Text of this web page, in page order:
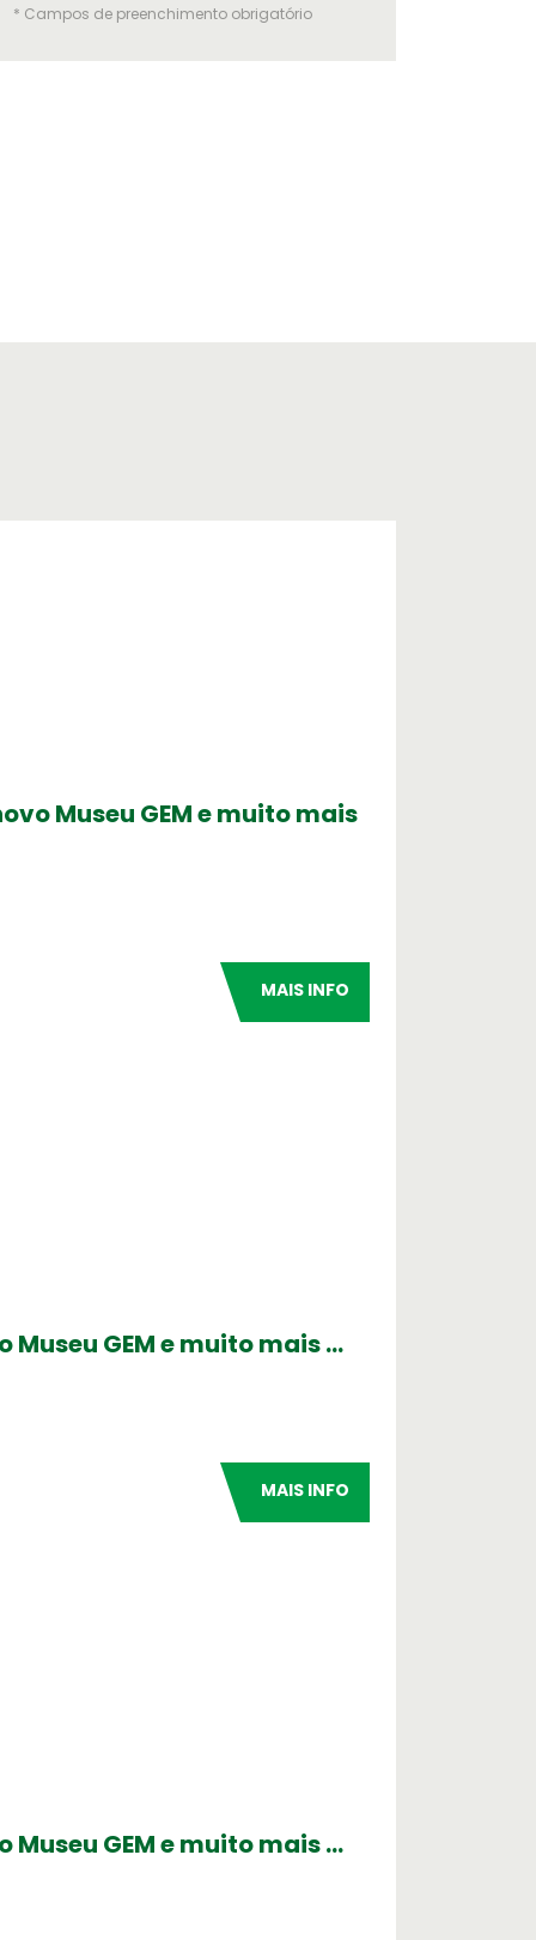
* Campos de preenchimento obrigatório
Museu GEM e muito mais
MAIS INFO
GEM e muito mais …
MAIS INFO
GEM e muito mais …